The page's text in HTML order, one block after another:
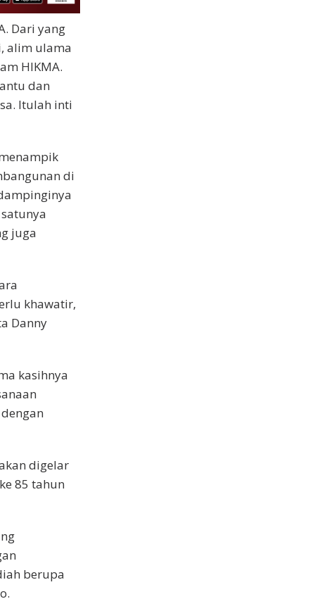
Dari yang
alim ulama
HIKMA.
dan
Itulah inti
di
juga
khawatir,
Danny
kasihnya
digelar
85 tahun
berupa